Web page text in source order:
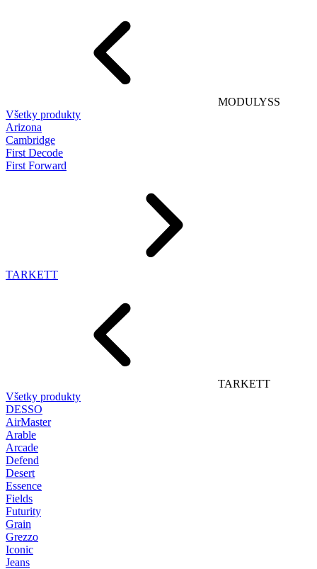
MODULYSS
Všetky produkty
Arizona
Cambridge
First Decode
First Forward
TARKETT
TARKETT
Všetky produkty
DESSO
AirMaster
Arable
Arcade
Defend
Desert
Essence
Fields
Futurity
Grain
Grezzo
Iconic
Jeans